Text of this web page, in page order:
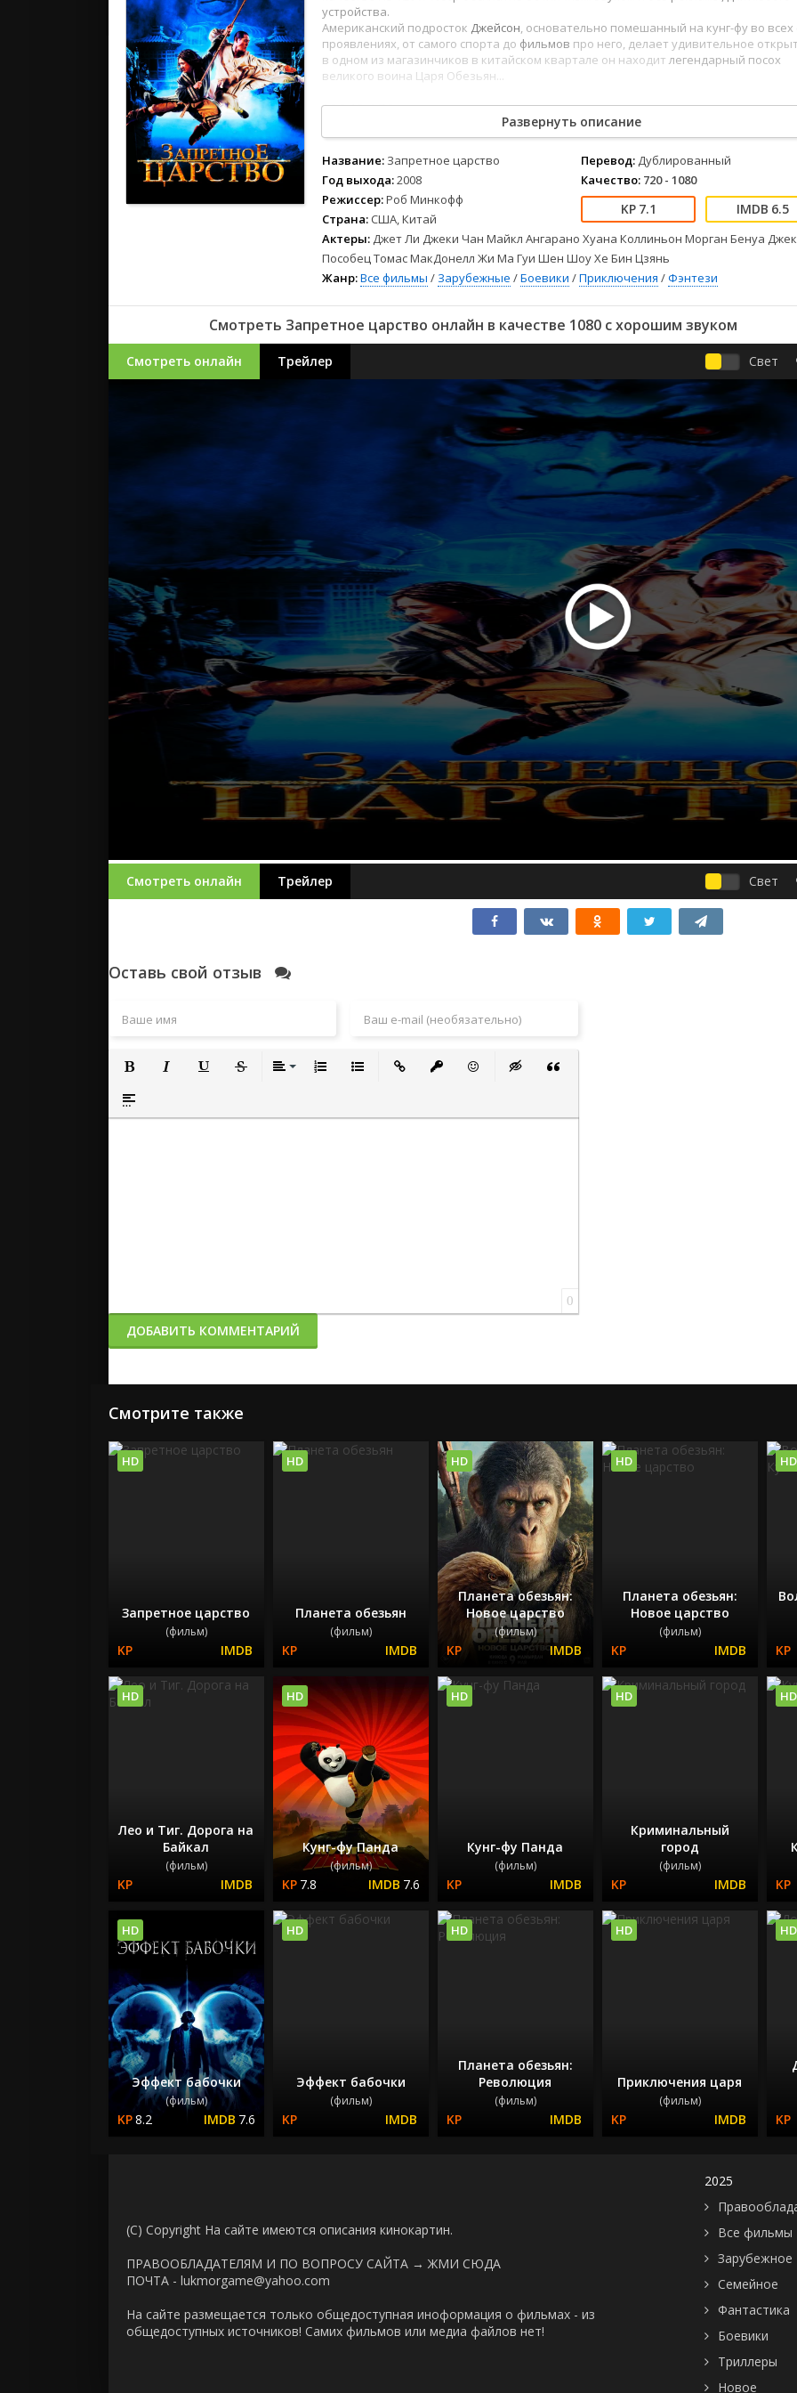
2022
2021
Зарубежные
Детские
Драмы
Спорт
Триллеры
Ужасы
2022
2021
Зарубежные
Фильмы из соцетей
устройства.
Американский подросток Джейсон, основательно помешанный на кунг-фу во всех
проявлениях, от самого спорта до фильмов про него, делает удивительное
в одном из магазинчиков в китайском квартале он находит легендарный посох
великого воина Царя Обезьян...
12345 678
Развернуть описание
Название: Запретное царство
Год выхода:2008
Режиссер:Роб Минкофф
Страна: США, Китай
Перевод: Дублированный
Качество: 720 - 1080
7.1 6.5
Актеры: Джет Ли Джеки Чан Майкл Ангарано Хуана Коллиньон Морган Бенуа Джек
Пособец Томас МакДонелл Жи Ма Гуи Шен Шоу Хе Бин Цзянь
Жанр:Все фильмы / Зарубежные /Боевики /Приключения /Фэнтези
Смотреть Запретное царство онлайн в качестве 1080 с хорошим звуком
Смотреть онлайн Трейлер Свет
Смотреть онлайн Трейлер Свет
Оставь свой отзыв
Полужирный
Вставка спойлера
0
ДОБАВИТЬ КОММЕНТАРИЙ
Смотрите также
Запретное царство
(фильм)
HD
Планета обезьян
(фильм)
HD
Планета обезьян:
Новое царство
(фильм)
HD
Планета обезьян:
Новое царство
(фильм)
HD HD
Лео и Тиг. Дорога на
Байкал
(фильм)
HD
Кунг-фу Панда
(фильм)
7.8 7.6
HD
Кунг-фу Панда
(фильм)
HD
Криминальный
город
(фильм)
HD HD
Эффект бабочки
(фильм)
8.2 7.6
HD
Эффект бабочки
(фильм)
HD
Планета обезьян:
Революция
(фильм)
HD
Приключения царя
(фильм)
HD HD
(C) Copyright На сайте имеются описания кинокартин.
ПРАВООБЛАДАТЕЛЯМ И ПО ВОПРОСУ САЙТА → ЖМИ СЮДА
ПОЧТА - lukmorgame@yahoo.com
На сайте размещается только общедоступная иноформация о фильмах - из
общедоступных источников! Самих фильмов или медиа файлов нет!
2025
Все фильмы
Зарубежное
Семейное
Фантастика
Боевики
Триллеры
Новое